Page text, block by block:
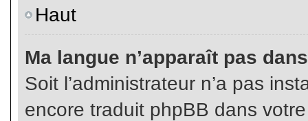
Haut
Ma langue n’apparaît pas
Soit l’administrateur n’a pas
encore traduit phpBB dans